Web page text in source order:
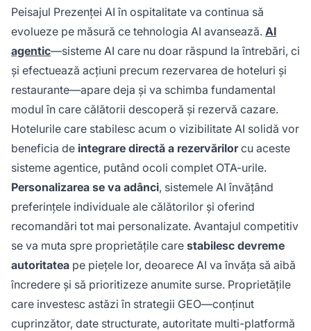
Peisajul Prezenței AI în ospitalitate va continua să
evolueze pe măsură ce tehnologia AI avansează. AI
agentic—sisteme AI care nu doar răspund la întrebări, ci
și efectuează acțiuni precum rezervarea de hoteluri și
restaurante—apare deja și va schimba fundamental
modul în care călătorii descoperă și rezervă cazare.
Hotelurile care stabilesc acum o vizibilitate AI solidă vor
beneficia de integrare directă a rezervărilorcu aceste
sisteme agentice, putând ocoli complet OTA-urile.
Personalizarea se va adânci, sistemele AI învățând
preferințele individuale ale călătorilor și oferind
recomandări tot mai personalizate. Avantajul competitiv
se va muta spre proprietățile care stabilesc devreme
autoritatea pe piețele lor, deoarece AI va învăța să aibă
încredere și să prioritizeze anumite surse. Proprietățile
care investesc astăzi în strategii GEO—conținut
cuprinzător, date structurate, autoritate multi-platformă